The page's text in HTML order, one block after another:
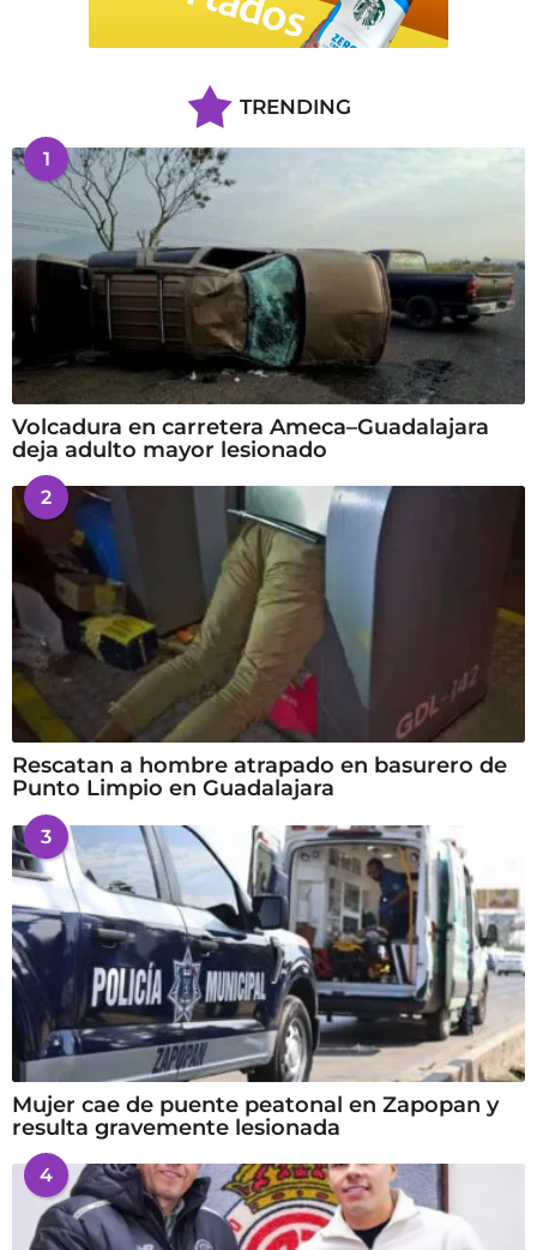
TRENDING
1
Volcadura en carretera Ameca–Guadalajara
deja adulto mayor lesionado
2
Rescatan a hombre atrapado en basurero de
Punto Limpio en Guadalajara
3
Mujer cae de puente peatonal en Zapopan y
resulta gravemente lesionada
4